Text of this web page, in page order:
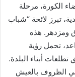
الكورة، مرحلة
تبرز لائحة “شباب
ومزدهر. هذه
تحمل رؤية
أبناء البلدة.
لي الظروف بالعيش